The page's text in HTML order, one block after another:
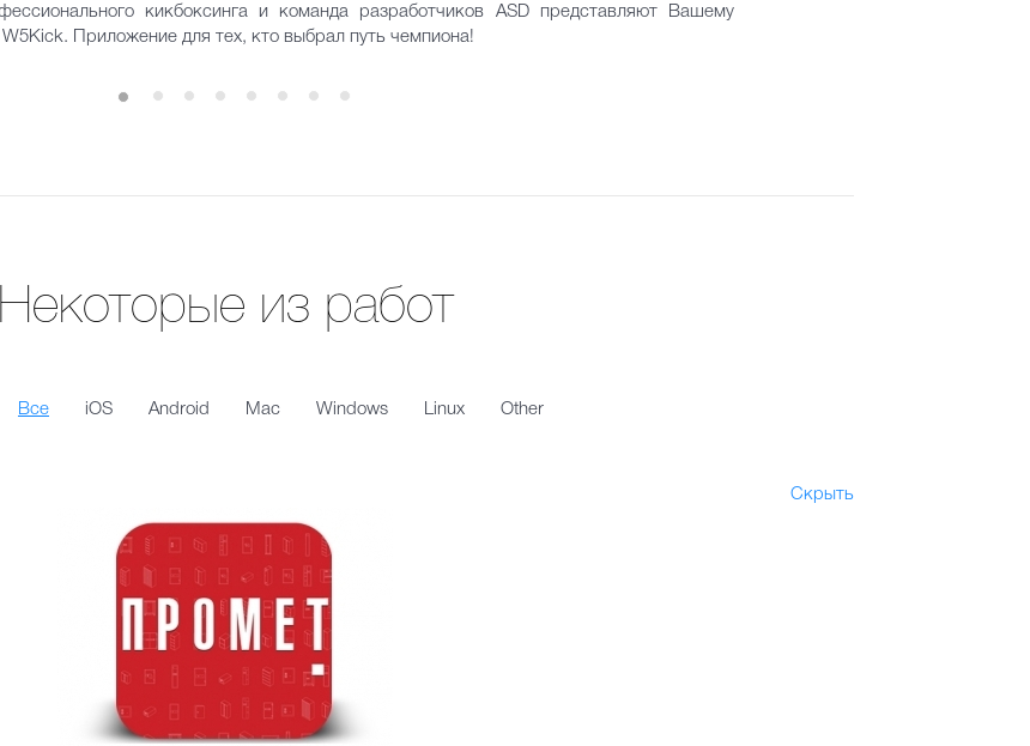
кикбоксинга и команда разработчиков ASD представляют Вашему
Приложение для тех, кто выбрал путь чемпиона!
Некоторые из работ
Все iOS Android Mac Windows Linux Other
Скрыть